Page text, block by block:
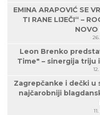
EMINA ARAPOVIĆ SE
TI RANE LIJEČI“ –
NOVO
Leon Brenko
Time" – sinergija triju
Zagrepčanke i dečki u
najčarobniji